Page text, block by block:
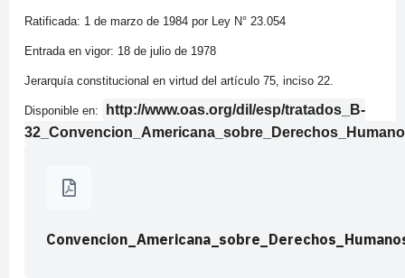
Ratificada: 1 de marzo de 1984 por Ley N° 23.054
Entrada en vigor: 18 de julio de 1978
Jerarquía constitucional en virtud del artículo 75, inciso 22.
Disponible en:
http://www.oas.org/dil/esp/tratados_B-